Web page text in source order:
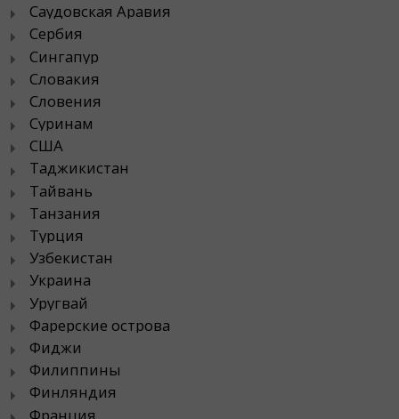
Саудовская Аравия
Сербия
Сингапур
Словакия
Словения
Суринам
США
Таджикистан
Тайвань
Танзания
Турция
Узбекистан
Украина
Уругвай
Фарерские острова
Фиджи
Филиппины
Финляндия
Франция